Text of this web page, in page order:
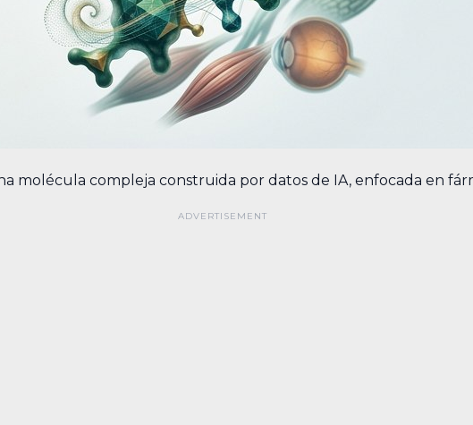
molécula compleja construida por datos de IA, enfocada en